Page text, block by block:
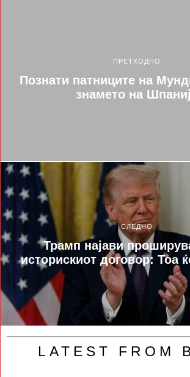
ПРЕТХОДНО
Познати патниците на
знамето на
СЛЕДНО
Трамп најави
историскиот договор: Тоа
LATEST FROM